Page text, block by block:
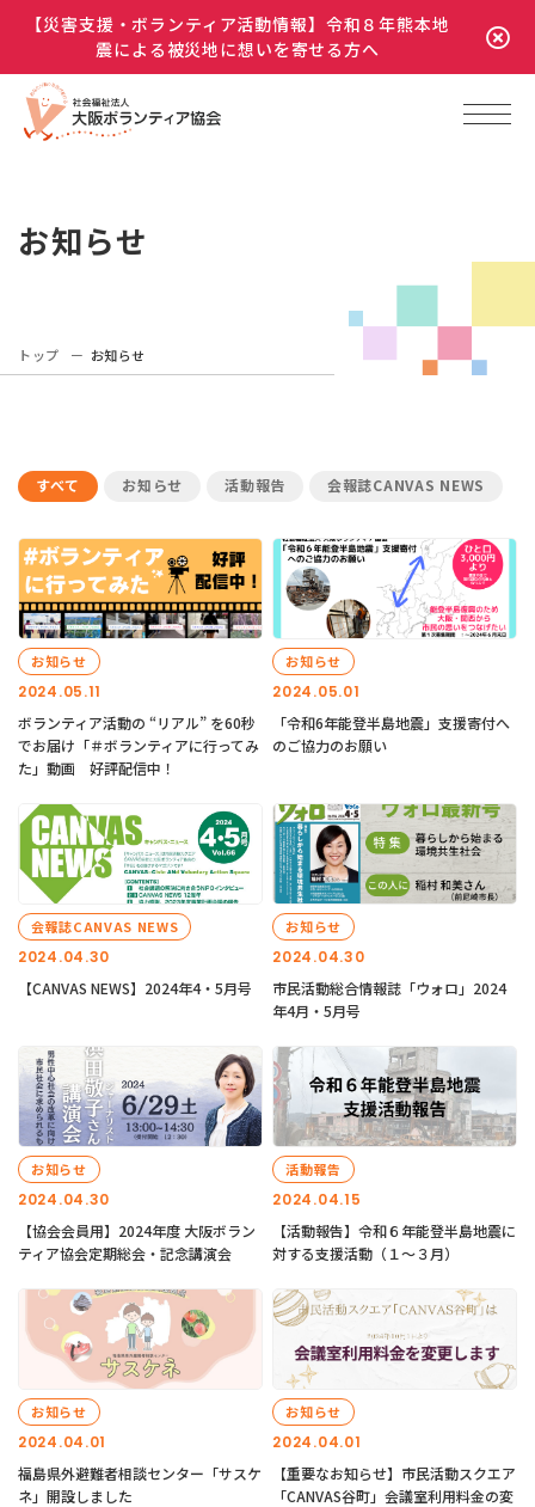
【災害支援・ボランティア活動情報】令和８年熊本地
震による被災地に想いを寄せる方へ
お知らせ
トップ お知らせ
すべて お知らせ 活動報告 会報誌CANVAS NEWS
2024.05.11
お知らせ
ボランティア活動の “リアル” を60秒
でお届け「＃ボランティアに行ってみ
た」動画 好評配信中！
2024.05.01
お知らせ
「令和6年能登半島地震」支援寄付へ
のご協力のお願い
2024.04.30
会報誌CANVAS NEWS
【CANVAS NEWS】2024年4・5月号
2024.04.30
お知らせ
市民活動総合情報誌「ウォロ」2024
年4月・5月号
2024.04.30
お知らせ
【協会会員用】2024年度 大阪ボラン
ティア協会定期総会・記念講演会
2024.04.15
活動報告
【活動報告】令和６年能登半島地震に
対する支援活動（１〜３月）
2024.04.01
お知らせ
福島県外避難者相談センター「サスケ
ネ」開設しました
2024.04.01
お知らせ
【重要なお知らせ】市民活動スクエア
「CANVAS谷町」会議室利用料金の変